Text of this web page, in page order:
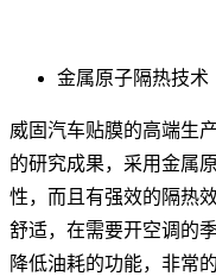
金属原子隔热技术
威固汽车贴膜的高端生
的研究成果，采用金属
性，而且有强效的隔热
舒适，在需要开空调的
降低油耗的功能，非常的